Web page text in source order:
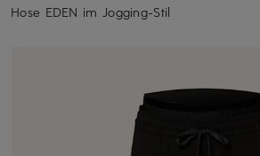
Hose EDEN im Jogging-Stil